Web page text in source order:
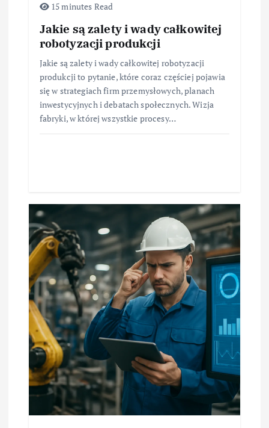
15 minutes Read
Jakie są zalety i wady całkowitej
robotyzacji produkcji
Jakie są zalety i wady całkowitej robotyzacji
produkcji to pytanie, które coraz częściej pojawia
się w strategiach firm przemysłowych, planach
inwestycyjnych i debatach społecznych. Wizja
fabryki, w której wszystkie procesy…